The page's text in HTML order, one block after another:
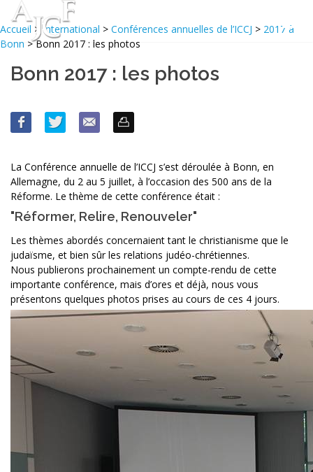
Accueil >International > Conférences annuelles de l’ICCJ > 2017 à
Bonn > Bonn 2017 : les photos
Bonn 2017 : les photos
La Conférence annuelle de l’ICCJ s’est déroulée à Bonn, en
Allemagne, du 2 au 5 juillet, à l’occasion des 500 ans de la
Réforme. Le thème de cette conférence était :
"Réformer, Relire, Renouveler"
Les thèmes abordés concernaient tant le christianisme que le
judaïsme, et bien sûr les relations judéo-chrétiennes.
Nous publierons prochainement un compte-rendu de cette
importante conférence, mais d’ores et déjà, nous vous
présentons quelques photos prises au cours de ces 4 jours.